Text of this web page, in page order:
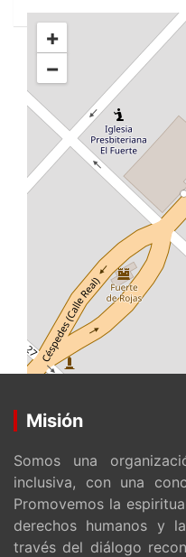
+
−
Misión
Somos una
inclusiva, con una
Promovemos la
derechos humanos y
través del diálogo